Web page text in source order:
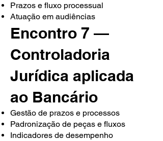
Prazos e fluxo processual
Atuação em audiências
Encontro 7 —
Controladoria
Jurídica aplicada
ao Bancário
Gestão de prazos e processos
Padronização de peças e fluxos
Indicadores de desempenho